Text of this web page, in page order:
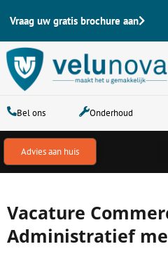
naar
de
inhoud
Vraag uw gratis brochure aan
Bel ons Onderhoud
Advies aan huis
Vacature
Administratief